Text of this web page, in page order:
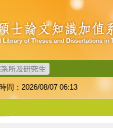
間：2026/08/07 06:13